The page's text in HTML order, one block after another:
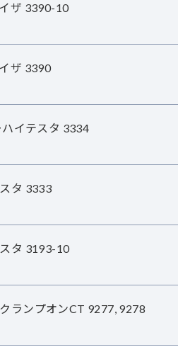
ザ 3390-10
ザ 3390
イテスタ 3334
タ 3333
タ 3193-10
ランプオンCT 9277, 9278